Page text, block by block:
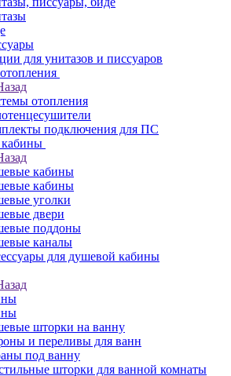
для унитазов и писсуаров
отопления
подключения для ПС
кабины
кабины
уголки
двери
поддоны
каналы
для душевой кабины
шторки на ванну
и переливы для ванн
под ванну
шторки для ванной комнаты